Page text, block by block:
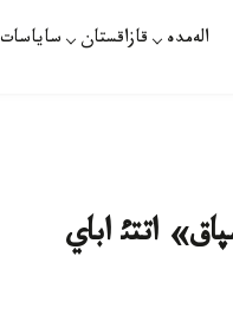
الەمدە قازاقستان ساياسات
اتتئ اباي